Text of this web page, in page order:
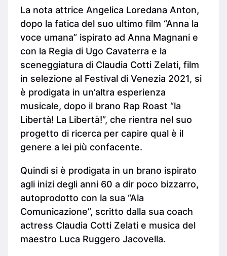
La nota attrice Angelica Loredana Anton,
dopo la fatica del suo ultimo film “Anna la
voce umana” ispirato ad Anna Magnani e
con la Regia di Ugo Cavaterra e la
sceneggiatura di Claudia Cotti Zelati, film
in selezione al Festival di Venezia 2021, si
è prodigata in un’altra esperienza
musicale, dopo il brano Rap Roast “la
Libertà! La Libertà!”, che rientra nel suo
progetto di ricerca per capire qual è il
genere a lei più confacente.
Quindi si è prodigata in un brano ispirato
agli inizi degli anni 60 a dir poco bizzarro,
autoprodotto con la sua “Ala
Comunicazione”, scritto dalla sua coach
actress Claudia Cotti Zelati e musica del
maestro Luca Ruggero Jacovella.